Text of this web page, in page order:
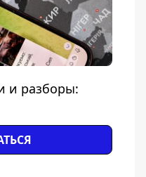
и разборы: